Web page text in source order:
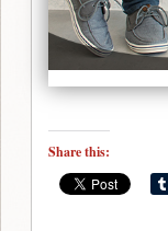
Share this: